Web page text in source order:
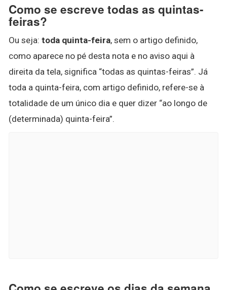
Como se escreve todas as quintas-
feiras?
Ou seja: toda quinta-feira, sem o artigo definido,
como aparece no pé desta nota e no aviso aqui à
direita da tela, significa “todas as quintas-feiras”. Já
toda a quinta-feira, com artigo definido, refere-se à
totalidade de um único dia e quer dizer “ao longo de
(determinada) quinta-feira”.